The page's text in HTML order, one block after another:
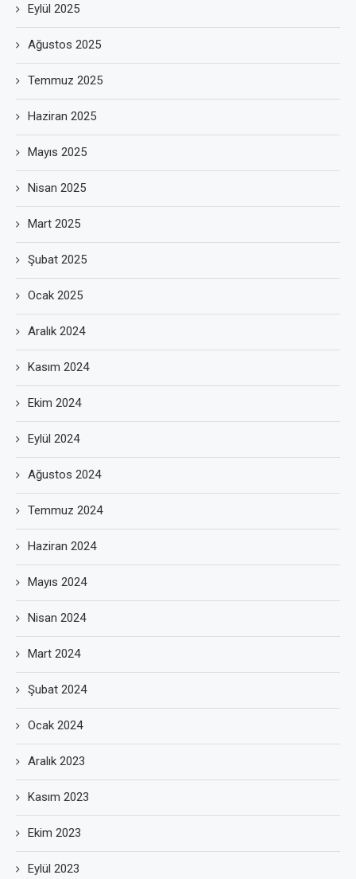
Eylül 2025
Ağustos 2025
Temmuz 2025
Haziran 2025
Mayıs 2025
Nisan 2025
Mart 2025
Şubat 2025
Ocak 2025
Aralık 2024
Kasım 2024
Ekim 2024
Eylül 2024
Ağustos 2024
Temmuz 2024
Haziran 2024
Mayıs 2024
Nisan 2024
Mart 2024
Şubat 2024
Ocak 2024
Aralık 2023
Kasım 2023
Ekim 2023
Eylül 2023